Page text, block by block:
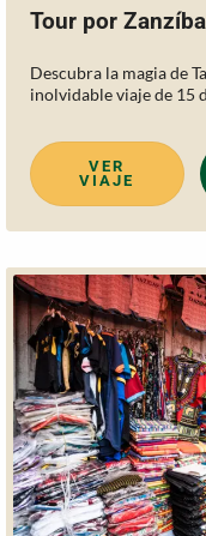
Tour por
Descubra la magia de
inolvidable viaje de 15
VER
VIAJE